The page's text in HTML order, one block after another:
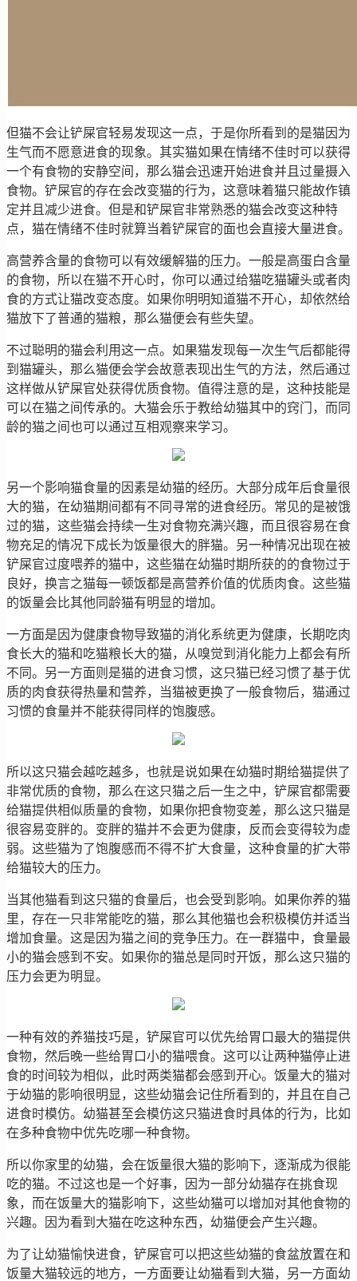
但猫不会让铲屎官轻易发现这一点，于是你所看到的是猫因为
生气而不愿意进食的现象。其实猫如果在情绪不佳时可以获得
一个有食物的安静空间，那么猫会迅速开始进食并且过量摄入
食物。铲屎官的存在会改变猫的行为，这意味着猫只能故作镇
定并且减少进食。但是和铲屎官非常熟悉的猫会改变这种特
点，猫在情绪不佳时就算当着铲屎官的面也会直接大量进食。
高营养含量的食物可以有效缓解猫的压力。一般是高蛋白含量
的食物，所以在猫不开心时，你可以通过给猫吃猫罐头或者肉
食的方式让猫改变态度。如果你明明知道猫不开心，却依然给
猫放下了普通的猫粮，那么猫便会有些失望。
不过聪明的猫会利用这一点。如果猫发现每一次生气后都能得
到猫罐头，那么猫便会学会故意表现出生气的方法，然后通过
这样做从铲屎官处获得优质食物。值得注意的是，这种技能是
可以在猫之间传承的。大猫会乐于教给幼猫其中的窍门，而同
龄的猫之间也可以通过互相观察来学习。
另一个影响猫食量的因素是幼猫的经历。大部分成年后食量很
大的猫，在幼猫期间都有不同寻常的进食经历。常见的是被饿
过的猫，这些猫会持续一生对食物充满兴趣，而且很容易在食
物充足的情况下成长为饭量很大的胖猫。另一种情况出现在被
铲屎官过度喂养的猫中，这些猫在幼猫时期所获的的食物过于
良好，换言之猫每一顿饭都是高营养价值的优质肉食。这些猫
的饭量会比其他同龄猫有明显的增加。
一方面是因为健康食物导致猫的消化系统更为健康，长期吃肉
食长大的猫和吃猫粮长大的猫，从嗅觉到消化能力上都会有所
不同。另一方面则是猫的进食习惯，这只猫已经习惯了基于优
质的肉食获得热量和营养，当猫被更换了一般食物后，猫通过
习惯的食量并不能获得同样的饱腹感。
所以这只猫会越吃越多，也就是说如果在幼猫时期给猫提供了
非常优质的食物，那么在这只猫之后一生之中，铲屎官都需要
给猫提供相似质量的食物，如果你把食物变差，那么这只猫是
很容易变胖的。变胖的猫并不会更为健康，反而会变得较为虚
弱。这些猫为了饱腹感而不得不扩大食量，这种食量的扩大带
给猫较大的压力。
当其他猫看到这只猫的食量后，也会受到影响。如果你养的猫
里，存在一只非常能吃的猫，那么其他猫也会积极模仿并适当
增加食量。这是因为猫之间的竞争压力。在一群猫中，食量最
小的猫会感到不安。如果你的猫总是同时开饭，那么这只猫的
压力会更为明显。
一种有效的养猫技巧是，铲屎官可以优先给胃口最大的猫提供
食物，然后晚一些给胃口小的猫喂食。这可以让两种猫停止进
食的时间较为相似，此时两类猫都会感到开心。饭量大的猫对
于幼猫的影响很明显，这些幼猫会记住所看到的，并且在自己
进食时模仿。幼猫甚至会模仿这只猫进食时具体的行为，比如
在多种食物中优先吃哪一种食物。
所以你家里的幼猫，会在饭量很大猫的影响下，逐渐成为很能
吃的猫。不过这也是一个好事，因为一部分幼猫存在挑食现
象，而在饭量大的猫影响下，这些幼猫可以增加对其他食物的
兴趣。因为看到大猫在吃这种东西，幼猫便会产生兴趣。
为了让幼猫愉快进食，铲屎官可以把这些幼猫的食盆放置在和
饭量大猫较远的地方，一方面要让幼猫看到大猫，另一方面幼